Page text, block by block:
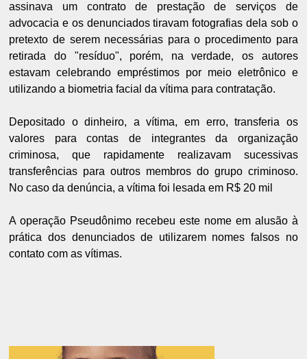
assinava um contrato de prestação de serviços de
advocacia e os denunciados tiravam fotografias dela sob o
pretexto de serem necessárias para o procedimento para
retirada do "resíduo", porém, na verdade, os autores
estavam celebrando empréstimos por meio eletrônico e
utilizando a biometria facial da vítima para contratação.
Depositado o dinheiro, a vítima, em erro, transferia os
valores para contas de integrantes da organização
criminosa, que rapidamente realizavam sucessivas
transferências para outros membros do grupo criminoso.
No caso da denúncia, a vítima foi lesada em R$ 20 mil
A operação Pseudônimo recebeu este nome em alusão à
prática dos denunciados de utilizarem nomes falsos no
contato com as vítimas.